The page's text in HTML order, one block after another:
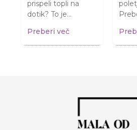
prispeli topli na
dotik? To je
pomeni, da so se
pokvarili! Preberite,
Preberi več